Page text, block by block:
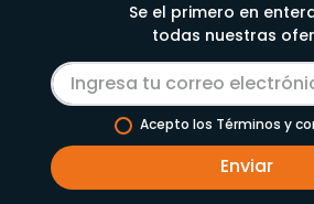
Se el primero en
todas nuestras
Acepto los Términos y
Enviar